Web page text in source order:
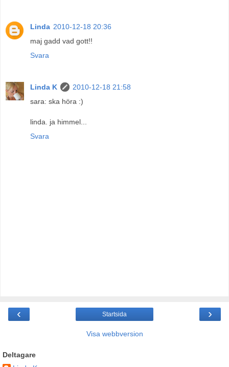
Linda 2010-12-18 20:36
maj gadd vad gott!!
Svara
Linda K
2010-12-18 21:58
sara: ska höra :)
linda. ja himmel...
Svara
‹ ›
Startsida
Visa webbversion
Deltagare